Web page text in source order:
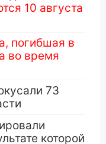
10 августа
погибшая в
во время
73
которой